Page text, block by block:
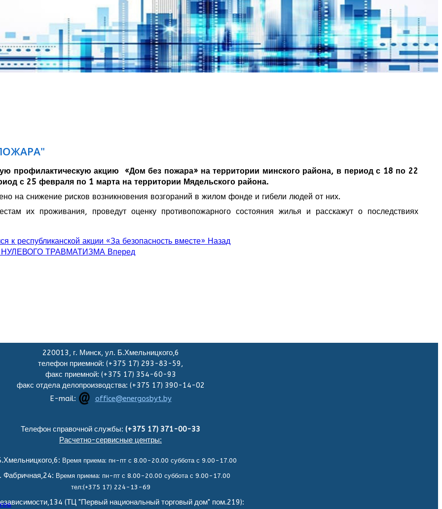
профилактическую акцию «Дом без пожара» на территории минского района, в период с 18 по 22
с 25 февраля по 1 марта на территории Мядельского района.
на снижение рисков возникновения возгораний в жилом фонде и гибели людей от них.
их проживания, проведут оценку противопожарного состояния жилья и расскажут о последствиях
республиканской акции «За безопасность вместе» Назад
НУЛЕВОГО ТРАВМАТИЗМА Вперед
220013, г. Минск, ул. Б.Хмельницкого,6
телефон приемной: (+375 17) 293-83-59,
факс приемной: (+375 17) 354-60-93
факс отдела делопроизводства: (+375 17) 390-14-02
E-mail:
office@energosbyt.by
Телефон справочной службы: (+375 17) 371-00-33
Расчетно-сервисные центры:
Время приема: пн-пт с 8.00-20.00 суббота с 9.00-17.00
Фабричная,24: Время приема: пн-пт с 8.00-20.00 суббота с 9.00-17.00
тел:(+375 17) 224-13-69
(ТЦ "Первый национальный торговый дом" пом.219):